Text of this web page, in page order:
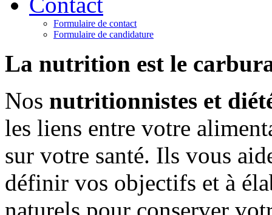
Formulaire de contact
Formulaire de candidature
La nutrition est le
Nos nutritionnistes et
les liens entre votre
sur votre santé. Ils vous
définir vos objectifs et à
naturels pour conserver